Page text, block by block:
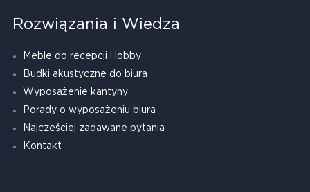
Rozwiązania i Wiedza
Meble do recepcji i lobby
Budki akustyczne do biura
Wyposażenie kantyny
Porady o wyposażeniu biura
Najczęściej zadawane pytania
Kontakt